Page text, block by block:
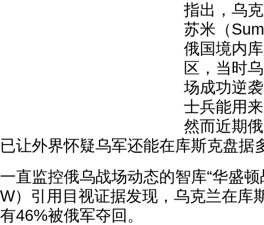
指出，乌
苏米（
俄国境内
区，当时
场成功逆
士兵能用
然而近期
已让外界怀疑乌军还能在库斯克盘据
一直监控俄乌战场动态的智库“华盛
W）引用目视证据发现，乌克兰在库
有46%被俄军夺回。